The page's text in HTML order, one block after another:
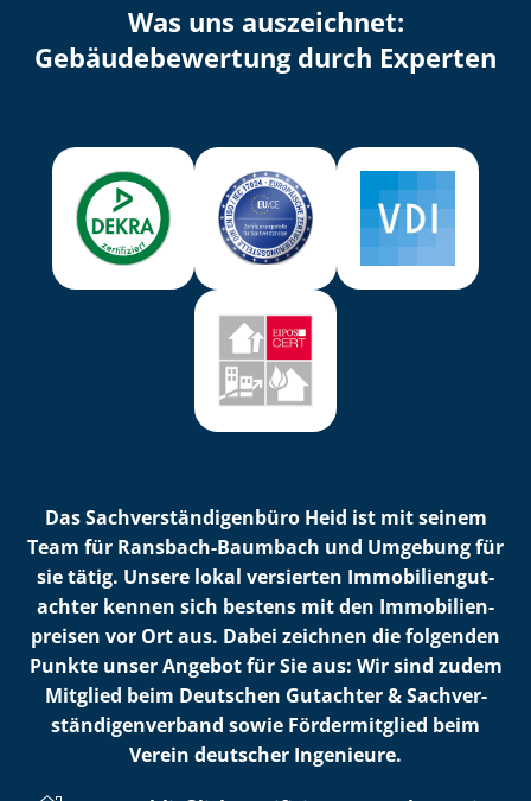
Was uns auszeichnet:
Ge­bäu­de­be­wer­tung durch Experten
Das Sach­ver­stän­di­gen­bü­ro Heid ist mit seinem
Team für Ransbach-Baumbach und Umgebung für
sie tätig. Unsere lokal versierten Im­mo­bi­li­en­gut­
ach­ter kennen sich bestens mit den Im­mo­bi­li­en­
prei­sen vor Ort aus. Dabei zeichnen die folgenden
Punkte unser Angebot für Sie aus: Wir sind zudem
Mitglied beim Deutschen Gutachter & Sach­ver­
stän­di­gen­ver­band sowie Fördermitglied beim
Verein deutscher Ingenieure.